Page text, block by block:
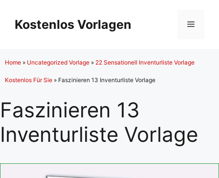
Inhalt
springen
Kostenlos Vorlagen Menü
Home » Uncategorized Vorlage » 22 Sensationell Inventurliste Vorlage
Kostenlos Für Sie » Faszinieren 13 Inventurliste Vorlage
Faszinieren 13
Inventurliste Vorlage